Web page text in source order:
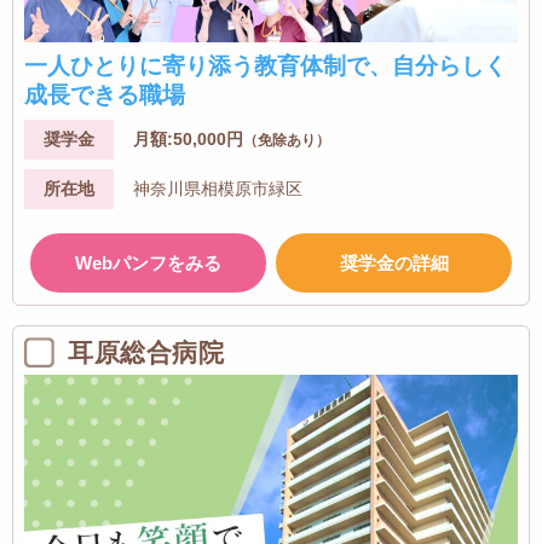
一人ひとりに寄り添う教育体制で、自分らしく
成長できる職場
奨学金 月額:50,000円 （免除あり）
所在地 神奈川県相模原市緑区
Webパンフをみる 奨学金の詳細
耳原総合病院